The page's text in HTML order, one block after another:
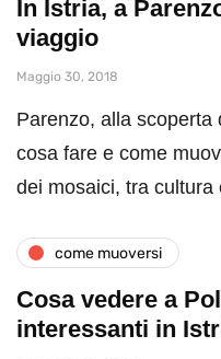
In Istria, a
viaggio
Maggio 30, 2018
Parenzo, alla scoperta
cosa fare e come
dei mosaici, tra cultura
come muoversi
Cosa vedere a
interessanti in